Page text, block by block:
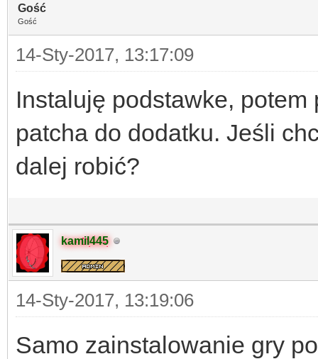
Gość
Gość
14-Sty-2017, 13:17:09
Instaluję podstawke,
patcha do dodatku. Jeśli
dalej robić?
kamil445
14-Sty-2017, 13:19:06
Samo zainstalowanie gry